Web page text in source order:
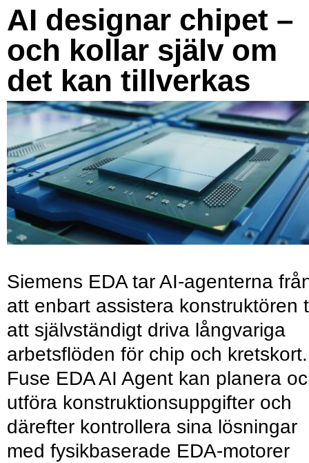
AI designar chipet –
och kollar själv om
det kan tillverkas
Siemens EDA tar AI-agenterna
att enbart assistera konstruktören
att självständigt driva långvariga
arbetsflöden för chip och kretskort.
Fuse EDA AI Agent kan planera
utföra konstruktionsuppgifter och
därefter kontrollera sina lösningar
med fysikbaserade EDA-motorer